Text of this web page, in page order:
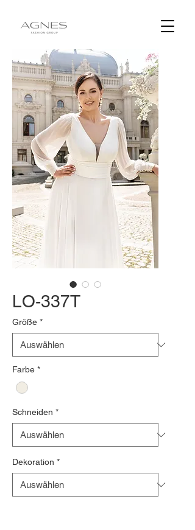
LO-337T
Größe *
Farbe *
Schneiden *
Dekoration *